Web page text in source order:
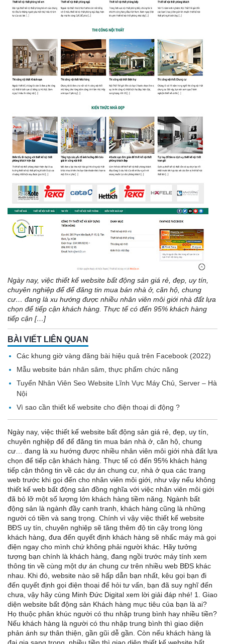
Ngày nay, việc thiết kế website bất động sản giá rẻ, đẹp, uy tín,
chuyên nghiệp để để đăng tin mua bán nhà ở, căn hộ, chung
cư… đang là xu hướng được nhiều nhân viên môi giới nhà đất lựa
chọn để tiếp cận khách hàng. Thực tế có đến 95% khách hàng
tiếp cận […]
BÀI VIẾT LIÊN QUAN
Các khung giờ vàng đăng bài hiệu quả trên Facebook (2022)
Mẫu website bán nhân sâm, thực phẩm chức năng
Tuyển Nhân Viên Seo Website Lĩnh Vực Máy Chủ, Server – Hà
Nội
Vì sao cần thiết kế website cho điện thoại di động ?
Ngày nay, việc thiết kế website bất động sản giá rẻ, đẹp, uy tín,
chuyên nghiệp để để đăng tin mua bán nhà ở, căn hộ, chung
cư… đang là xu hướng được nhiều nhân viên môi giới nhà đất lựa
chọn để tiếp cận khách hàng. Thực tế có đến 95% khách hàng
tiếp cận thông tin về các dự án chung cư, nhà ở qua các trang
web trước khi gọi đến cho nhân viên môi giới, như vậy nếu không
thiết kế web bất động sản đồng nghĩa với việc nhân viên môi giới
đã bỏ lỡ một số lượng lớn khách hàng tiềm năng. Ngành bất
động sản là ngành đầy cạnh tranh, khách hàng cũng là những
người có tiền và sang trọng. Chính vì vậy việc thiết kế website
BĐS uy tín, chuyên nghiệp sẽ tăng thêm độ tin cậy trong lòng
khách hàng, đưa đến quyết định khách hàng sẽ nhấc máy mà gọi
điện ngay cho mình chứ không phải người khác. Hãy tưởng
tượng bạn chính là khách hàng, đang ngồi trước máy tính xem
thông tin về cùng một dự án chung cư trên nhiều web BĐS khác
nhau. Khi đó, website nào sẽ hấp dẫn bạn nhất, kêu gọi bạn đi
đến quyết định gọi điện thoại để hỏi tư vấn, bạn đã suy nghĩ đến
chưa, vậy hãy cùng Minh Đức Digital xem lời giải đáp nhé! 1. Giao
diện website bất động sản Khách hàng mục tiêu của bạn là ai?
Họ thuộc phân khúc người có thu nhập trung bình hay nhiều tiền?
Nếu khách hàng là người có thu nhập trung bình thì giao diện
phản ánh sự thân thiện, gần gũi dễ gần. Còn nếu khách hàng là